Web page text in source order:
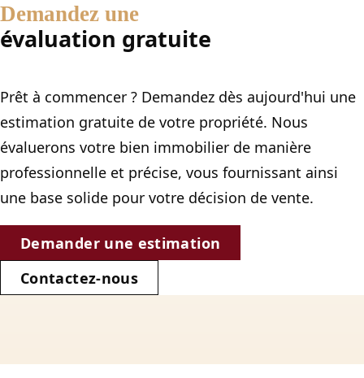
Demandez une
évaluation gratuite
Prêt à commencer ? Demandez dès aujourd'hui une
estimation gratuite de votre propriété. Nous
évaluerons votre bien immobilier de manière
professionnelle et précise, vous fournissant ainsi
une base solide pour votre décision de vente.
Demander une estimation
Contactez-nous